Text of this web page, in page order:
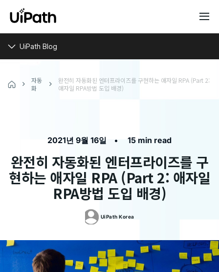
UiPath Blog
자동
화
완전히 자동화된 엔터프라이즈를 구현하는 애자일 RPA (Part 2:
애자일 RPA방법 도입 배경)
2021년 9월 16일 • 15 min read
완전히 자동화된 엔터프라이즈를 구
현하는 애자일 RPA (Part 2: 애자일
RPA방법 도입 배경)
UiPath Korea